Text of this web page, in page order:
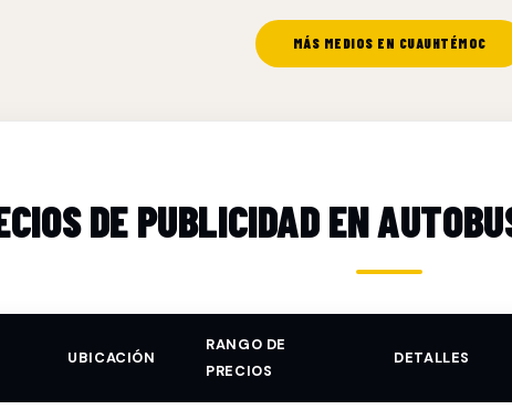
MÁS MEDIOS EN CUAUHTÉMOC
DE PUBLICIDAD EN
UBICACIÓN
RANGO DE
PRECIOS
DETALLES